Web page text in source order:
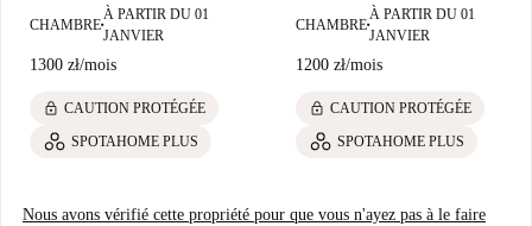
CHAMBRE■
À PARTIR DU 01
JANVIER
1300 zł/mois
lock CAUTION PROTÉGÉE
SPOTAHOME PLUS
CHAMBRE■
À PARTIR DU 01
JANVIER
1200 zł/mois
lock CAUTION PROTÉGÉE
SPOTAHOME PLUS
Nous avons vérifié cette propriété pour que vous n'ayez pas à le faire